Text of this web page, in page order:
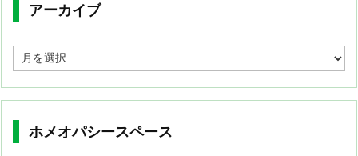
アーカイブ
ー
カ
イ
ブ
ホメオパシースペース